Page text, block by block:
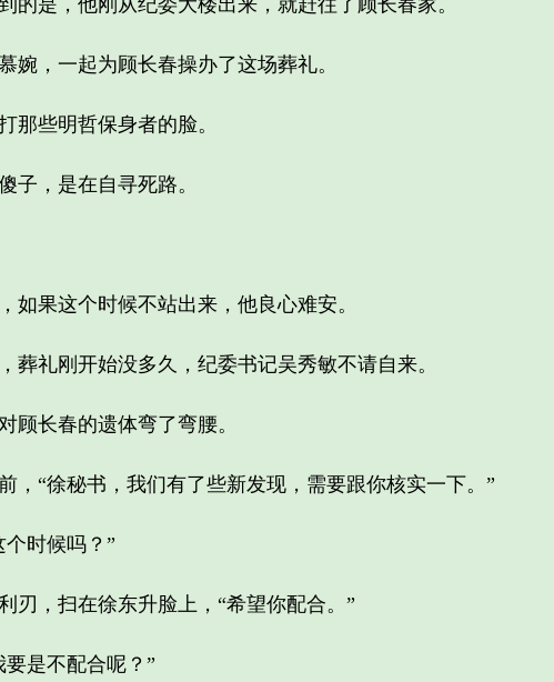
是，他刚从纪委大楼出来，就赶往了顾长春家。
，一起为顾长春操办了这场葬礼。
些明哲保身者的脸。
，是在自寻死路。
果这个时候不站出来，他良心难安。
礼刚开始没多久，纪委书记吴秀敏不请自来。
长春的遗体弯了弯腰。
“徐秘书，我们有了些新发现，需要跟你核实一下。”
时候吗？”
，扫在徐东升脸上，“希望你配合。”
是不配合呢？”